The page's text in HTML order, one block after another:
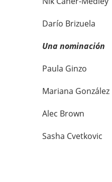
Darío Brizuela
Una nominación
Paula Ginzo
Mariana González
Alec Brown
Sasha Cvetkovic